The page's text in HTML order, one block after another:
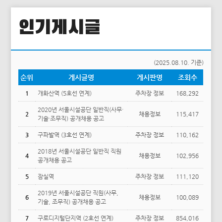
인기게시글
(2025.08.10. 기준)
순위 게시글명 게시판명 조회수
1 개화산역 (5호선 연계) 주차장 정보 168,292
2
2020년 서울시설공단 일반직(사무·
기술·조무직) 공개채용 공고
채용정보 115,417
3 구파발역 (3호선 연계) 주차장 정보 110,162
4
2018년 서울시설공단 일반직 직원
공개채용 공고
채용정보 102,956
5 잠실역 주차장 정보 111,120
6
2019년 서울시설공단 직원(사무,
기술, 조무직) 공개채용 공고
채용정보 100,089
7 구로디지털단지역 (2호선 연계) 주차장 정보 854,016